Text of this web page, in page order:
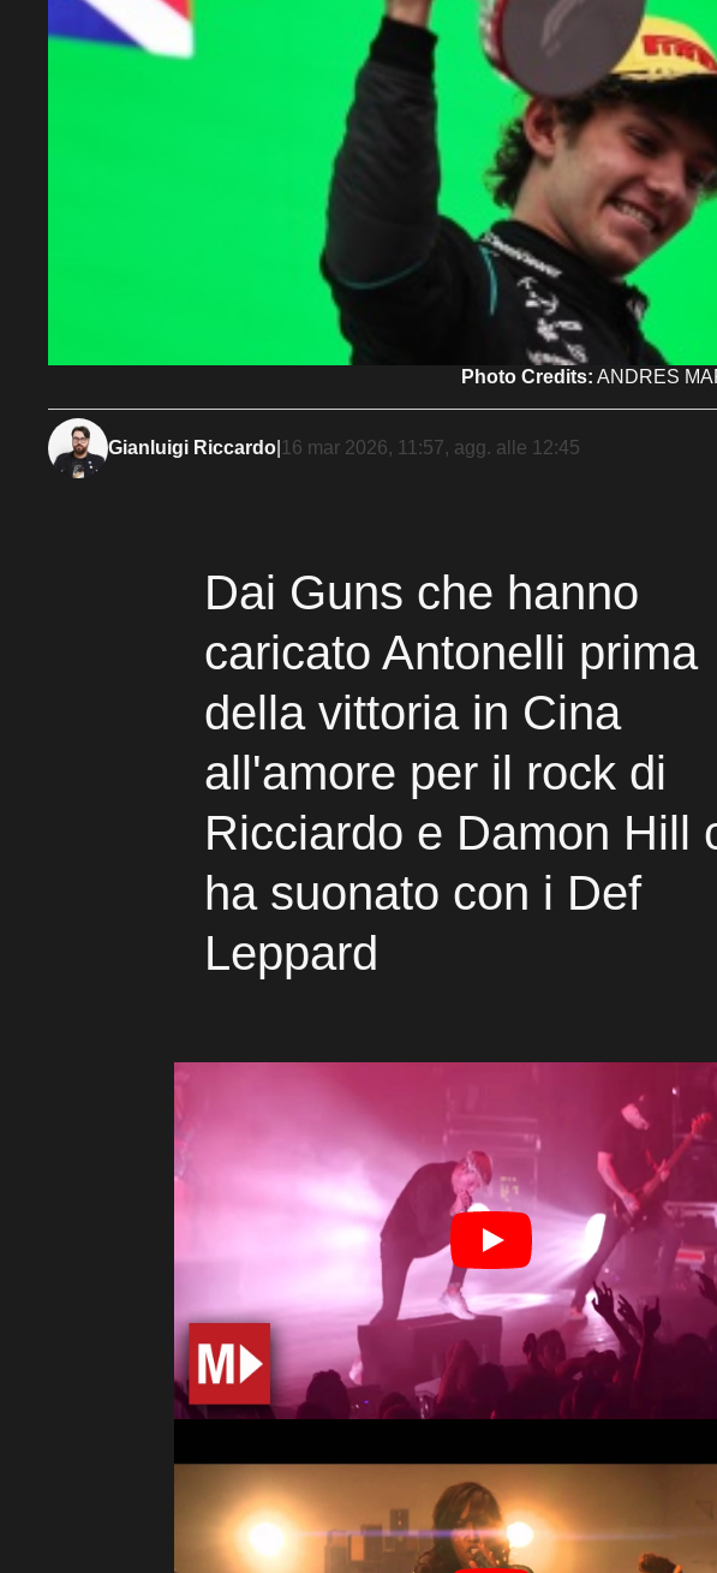
Photo Credits: ANDRES
Gianluigi Riccardo 16 mar 2026, 11:57, agg. alle 12:45
Dai Guns che hanno
caricato Antonelli prima
della vittoria in Cina
all'amore per il rock di
Ricciardo e Damon Hill
ha suonato con i Def
Leppard